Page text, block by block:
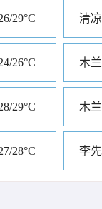
29°C 清
26°C 木
29°C 木
28°C 李